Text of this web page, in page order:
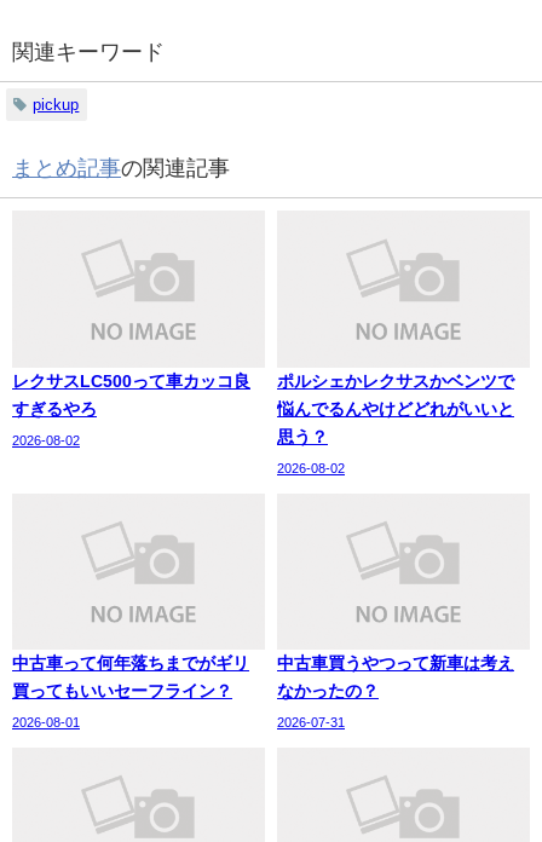
関連キーワード
pickup
まとめ記事の関連記事
レクサスLC500って車カッコ良
すぎるやろ
2026-08-02
ポルシェかレクサスかベンツで
悩んでるんやけどどれがいいと
思う？
2026-08-02
中古車って何年落ちまでがギリ
買ってもいいセーフライン？
2026-08-01
中古車買うやつって新車は考え
なかったの？
2026-07-31